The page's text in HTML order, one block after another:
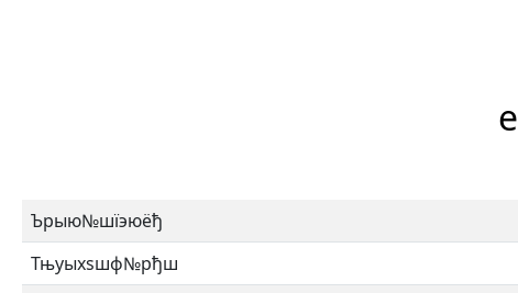
Ърыю№шїэюёђ
Тњуыхѕшф№рђш